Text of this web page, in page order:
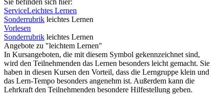
Sie befinden sich hier:
ServiceLeichtes Lernen
Sonderrubrik leichtes Lernen
Vorlesen
Sonderrubrik leichtes Lernen
Angebote zu "leichtem Lernen"
In Kursangeboten, die mit diesem Symbol gekennzeichnet sind,
wird den Teilnehmenden das Lernen besonders leicht gemacht. Sie
haben in diesen Kursen den Vorteil, dass die Lerngruppe klein und
das Lern-Tempo besonders angenehm ist. Außerdem kann die
Lehrkraft den Teilnehmenden besondere Hilfestellung geben.